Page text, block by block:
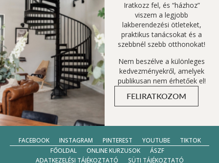
Iratkozz fel, és “házhoz”
viszem a legjobb
lakberendezési ötleteket,
praktikus tanácsokat és a
szebbnél szebb otthonokat!
Nem beszélve a különleges
kedvezményekről, amelyek
publikusan nem érhetőek el!
FELIRATKOZOM
FACEBOOK INSTAGRAM PINTEREST YOUTUBE
TIKTOK
FŐOLDAL
ONLINE KURZUSOK
ÁSZF
ADATKEZELÉSI TÁJÉKOZTATÓ
SÜTI TÁJÉKOZTATÓ